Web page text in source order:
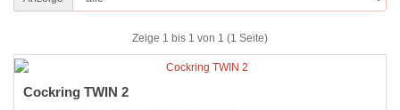
Zeige 1 bis 1 von 1 (1 Seite)
Cockring TWIN 2